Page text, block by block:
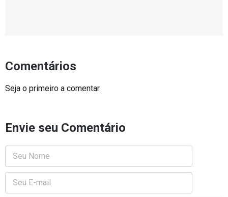
Comentários
Seja o primeiro a comentar
Envie seu Comentário